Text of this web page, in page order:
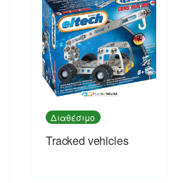
Διαθέσιμο
Tracked vehicles